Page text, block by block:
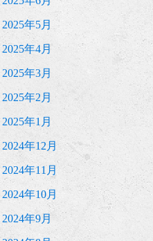
2025年5月
2025年4月
2025年3月
2025年2月
2025年1月
2024年12月
2024年11月
2024年10月
2024年9月